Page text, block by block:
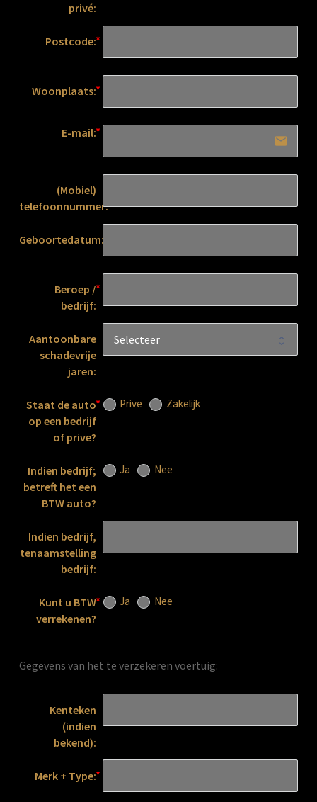
privé:
Postcode:
Woonplaats:
E-mail:
email
(Mobiel)
telefoonnummer:
Geboortedatum:
Beroep /
bedrijf:
Aantoonbare
schadevrije
jaren:
Staat de auto
op een bedrijf
of prive?
Prive Zakelijk
Indien bedrijf;
betreft het een
BTW auto?
Ja Nee
Indien bedrijf,
tenaamstelling
bedrijf:
Kunt u BTW
verrekenen?
Ja Nee
Gegevens van het te verzekeren voertuig:
Kenteken
(indien
bekend):
Merk + Type: